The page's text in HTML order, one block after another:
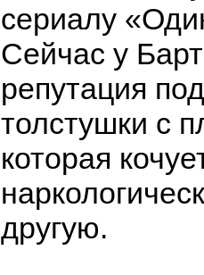
сериалу
Сейчас у
репутация
толстушки с
которая
другую.